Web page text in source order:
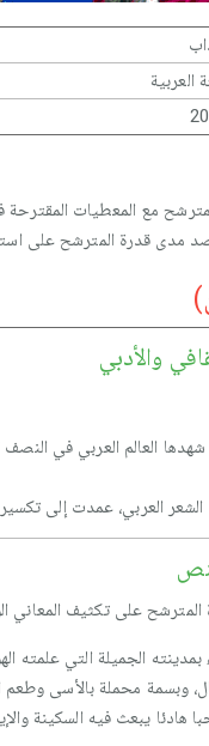
العربية
مع المعطيات المقترحة
قدرة المترشح على
والأدبي
شهدها العالم العربي في
العربي، عمدت إلى تكسير
على تكثيف المعاني
الجميلة التي علمته
وبسمة محملة بالأسى وطعم
هادئا يبعث فيه السكينة